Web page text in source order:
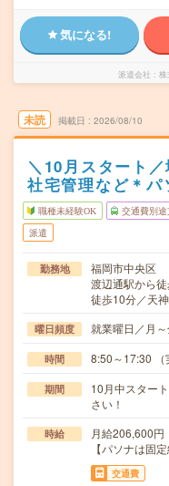
気になる!
派遣会社 株
未読 掲載日 2026/08/10
＼10月スタート
社宅管理など＊
職種未経験OK 交通費別途
派遣
勤務地
福岡市中央区
渡辺通駅から
徒歩10分／天
曜日頻度 就業曜日／月
時間 8:50～17:30
期間
10月中スター
さい！
時給
月給206,600
【パソナは固
交通費